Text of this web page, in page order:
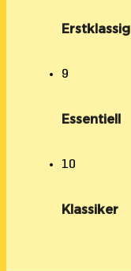
Erstklassig
9
Essentiell
10
Klassiker